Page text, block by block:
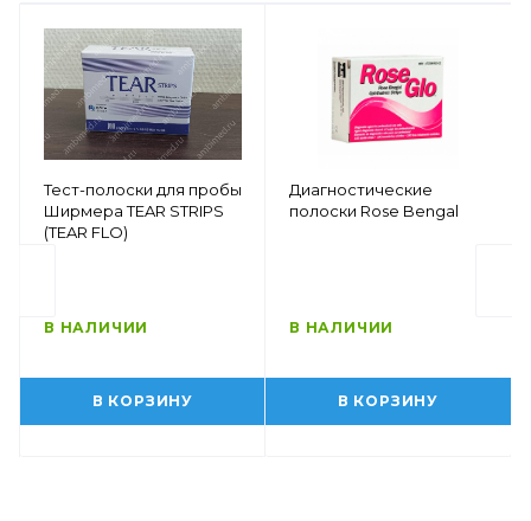
Тест-полоски для пробы
Ширмера TEAR STRIPS
(TEAR FLO)
В НАЛИЧИИ
В КОРЗИНУ
Диагностические
полоски Rose Bengal
В НАЛИЧИИ
В КОРЗИНУ